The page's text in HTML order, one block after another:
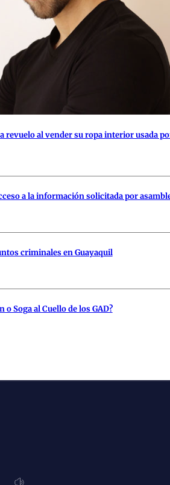
revuelo al vender su ropa interior usada
a la información solicitada por
criminales en Guayaquil
o Soga al Cuello de los GAD?